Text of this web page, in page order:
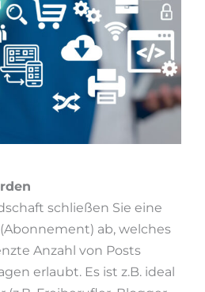
schließen Sie eine
(Abonnement) ab, welches
Anzahl von Posts
erlaubt. Es ist z.B. ideal